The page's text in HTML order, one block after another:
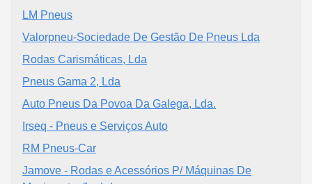
LM Pneus
Valorpneu-Sociedade De Gestão De Pneus Lda
Rodas Carismáticas, Lda
Pneus Gama 2, Lda
Auto Pneus Da Povoa Da Galega, Lda.
Irseq - Pneus e Serviços Auto
RM Pneus-Car
Jamove - Rodas e Acessórios P/ Máquinas De